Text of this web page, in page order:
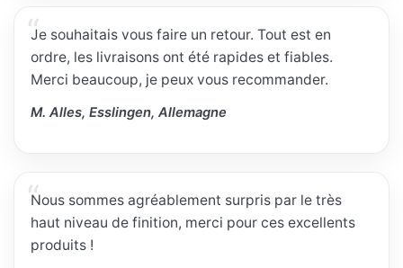
Je souhaitais vous faire un retour. Tout est en
ordre, les livraisons ont été rapides et fiables.
Merci beaucoup, je peux vous recommander.
M. Alles, Esslingen, Allemagne
Nous sommes agréablement surpris par le très
haut niveau de finition, merci pour ces excellents
produits !